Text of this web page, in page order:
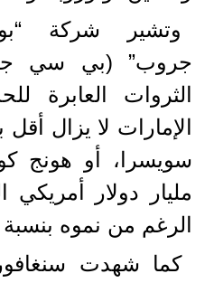
وتشير شركة
جروب” (بي سي
الثروات العابرة
الإمارات لا يزال
مليار دولار أمريكي
الرغم من نموه بنسبة 11 في المائة.
كما شهدت